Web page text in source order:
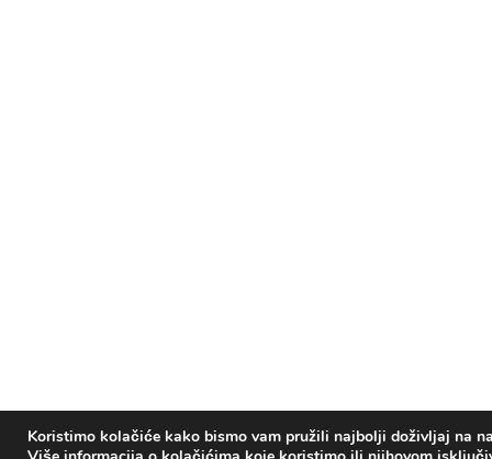
Koristimo kolačiće kako bismo vam pružili najbolji doživljaj na